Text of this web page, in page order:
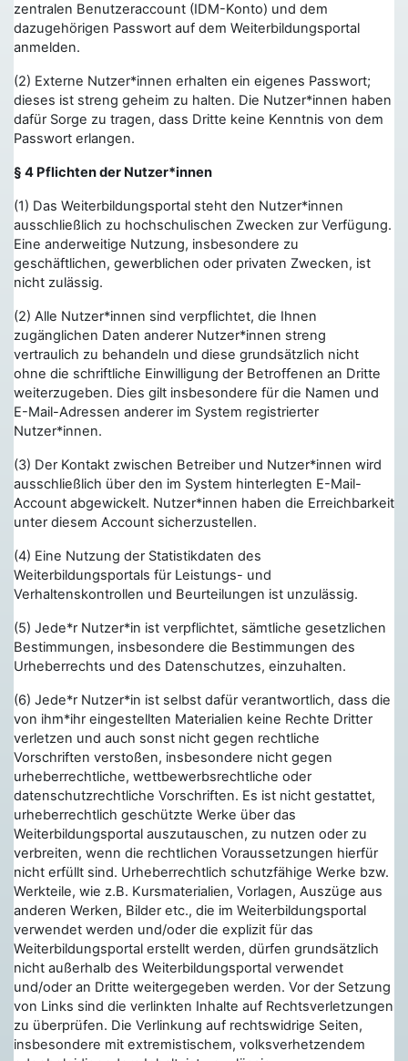
zentralen Benutzeraccount (IDM-Konto) und dem
dazugehörigen Passwort auf dem Weiterbildungsportal
anmelden.
(2) Externe Nutzer*innen erhalten ein eigenes Passwort;
dieses ist streng geheim zu halten. Die Nutzer*innen haben
dafür Sorge zu tragen, dass Dritte keine Kenntnis von dem
Passwort erlangen.
§ 4 Pflichten der Nutzer*innen
(1) Das Weiterbildungsportal steht den Nutzer*innen
ausschließlich zu hochschulischen Zwecken zur Verfügung.
Eine anderweitige Nutzung, insbesondere zu
geschäftlichen, gewerblichen oder privaten Zwecken, ist
nicht zulässig.
(2) Alle Nutzer*innen sind verpflichtet, die Ihnen
zugänglichen Daten anderer Nutzer*innen streng
vertraulich zu behandeln und diese grundsätzlich nicht
ohne die schriftliche Einwilligung der Betroffenen an Dritte
weiterzugeben. Dies gilt insbesondere für die Namen und
E-Mail-Adressen anderer im System registrierter
Nutzer*innen.
(3) Der Kontakt zwischen Betreiber und Nutzer*innen wird
ausschließlich über den im System hinterlegten E-Mail-
Account abgewickelt. Nutzer*innen haben die Erreichbarkeit
unter diesem Account sicherzustellen.
(4) Eine Nutzung der Statistikdaten des
Weiterbildungsportals für Leistungs- und
Verhaltenskontrollen und Beurteilungen ist unzulässig.
(5) Jede*r Nutzer*in ist verpflichtet, sämtliche gesetzlichen
Bestimmungen, insbesondere die Bestimmungen des
Urheberrechts und des Datenschutzes, einzuhalten.
(6) Jede*r Nutzer*in ist selbst dafür verantwortlich, dass die
von ihm*ihr eingestellten Materialien keine Rechte Dritter
verletzen und auch sonst nicht gegen rechtliche
Vorschriften verstoßen, insbesondere nicht gegen
urheberrechtliche, wettbewerbsrechtliche oder
datenschutzrechtliche Vorschriften. Es ist nicht gestattet,
urheberrechtlich geschützte Werke über das
Weiterbildungsportal auszutauschen, zu nutzen oder zu
verbreiten, wenn die rechtlichen Voraussetzungen hierfür
nicht erfüllt sind. Urheberrechtlich schutzfähige Werke bzw.
Werkteile, wie z.B. Kursmaterialien, Vorlagen, Auszüge aus
anderen Werken, Bilder etc., die im Weiterbildungsportal
verwendet werden und/oder die explizit für das
Weiterbildungsportal erstellt werden, dürfen grundsätzlich
nicht außerhalb des Weiterbildungsportal verwendet
und/oder an Dritte weitergegeben werden. Vor der Setzung
von Links sind die verlinkten Inhalte auf Rechtsverletzungen
zu überprüfen. Die Verlinkung auf rechtswidrige Seiten,
insbesondere mit extremistischem, volksverhetzendem